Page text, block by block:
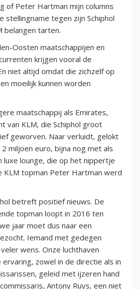
of Peter Hartman mijn columns
stellingname tegen zijn Schiphol
belangen tarten.
Oosten maatschappijen en
krijgen vooral de
niet altijd omdat die zichzelf op
moeilijk kunnen worden
maatschappij als Emirates,
van KLM, die Schiphol groot
geworven. Naar verluidt, gelokt
miljoen euro, bijna nog met als
luxe lounge, die op het nippertje
KLM topman Peter Hartman werd
betreft positief nieuws. De
topman loopt in 2016 ten
jaar moet dus naar een
Iemand met gedegen
wens. Onze luchthaven
zowel in de directie als in
geleid met ijzeren hand
Antony Ruys, een niet